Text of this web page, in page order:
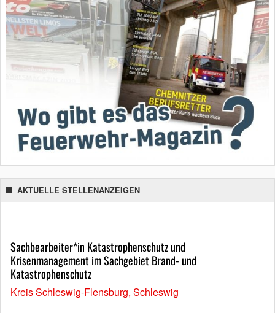
AKTUELLE STELLENANZEIGEN
Sachbearbeiter*in Katastrophenschutz und
Krisenmanagement im Sachgebiet Brand- und
Katastrophenschutz
Kreis Schleswig-Flensburg, Schleswig